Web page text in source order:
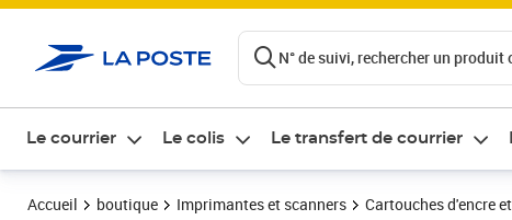
N° de suivi, rechercher un produit
Le courrier Le colis Le transfert de courrier
Accueil boutique Imprimantes et scanners Cartouches d'encre